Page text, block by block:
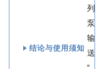
结论与使用须知